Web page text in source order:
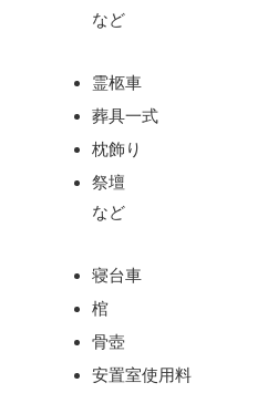
など
霊柩車
葬具一式
枕飾り
祭壇
など
寝台車
棺
骨壺
安置室使用料